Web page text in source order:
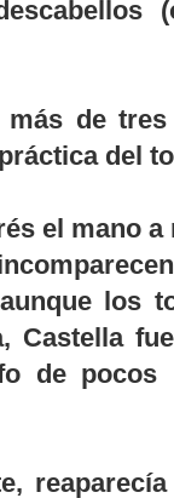
más de
del
el mano
los
Castella
de pocos